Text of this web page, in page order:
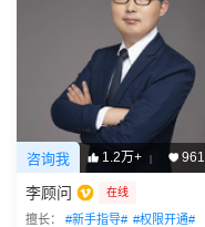
咨询我 1.2万+ | 961
李顾问 在线
擅长： #新手指导# #权限开通#